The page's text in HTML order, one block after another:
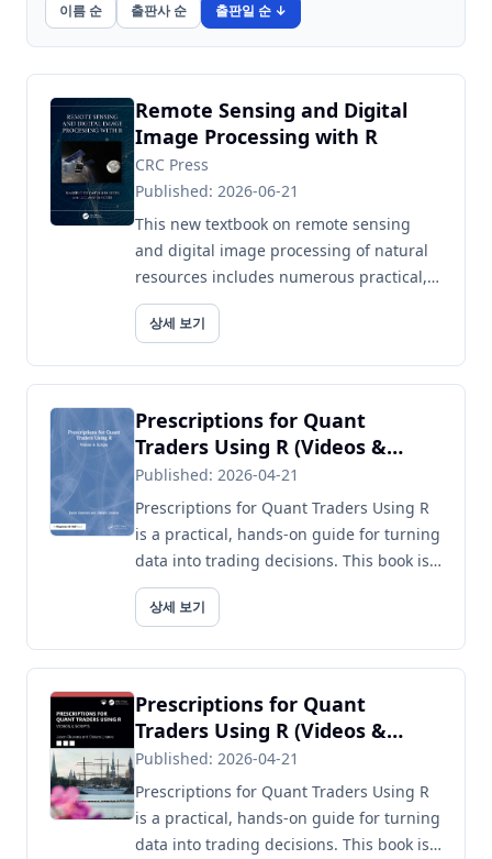
이름 순
출판사 순 출판일 순 ↓
Remote Sensing and Digital
Image Processing with R
CRC Press
Published: 2026-06-21
This new textbook on remote sensing
and digital image processing of natural
resources includes numerous practical,
problem-solving exercises, emphasizing
free and open-source platf...
상세 보기
Prescriptions for Quant
Traders Using R (Videos &
Scripts)
Published: 2026-04-21
Prescriptions for Quant Traders Using R
is a practical, hands-on guide for turning
data into trading decisions. This book is
written for quantitative traders, financial
analysts, a...
상세 보기
Prescriptions for Quant
Traders Using R (Videos &
Scripts)
Published: 2026-04-21
Prescriptions for Quant Traders Using R
is a practical, hands-on guide for turning
data into trading decisions. This book is